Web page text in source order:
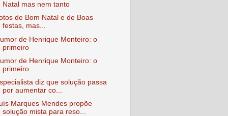
Natal mas nem tanto
de Bom Natal e de Boas
festas, mas...
de Henrique Monteiro: o
primeiro
de Henrique Monteiro: o
primeiro
diz que solução passa
por aumentar co...
Marques Mendes propõe
solução mista para reso...